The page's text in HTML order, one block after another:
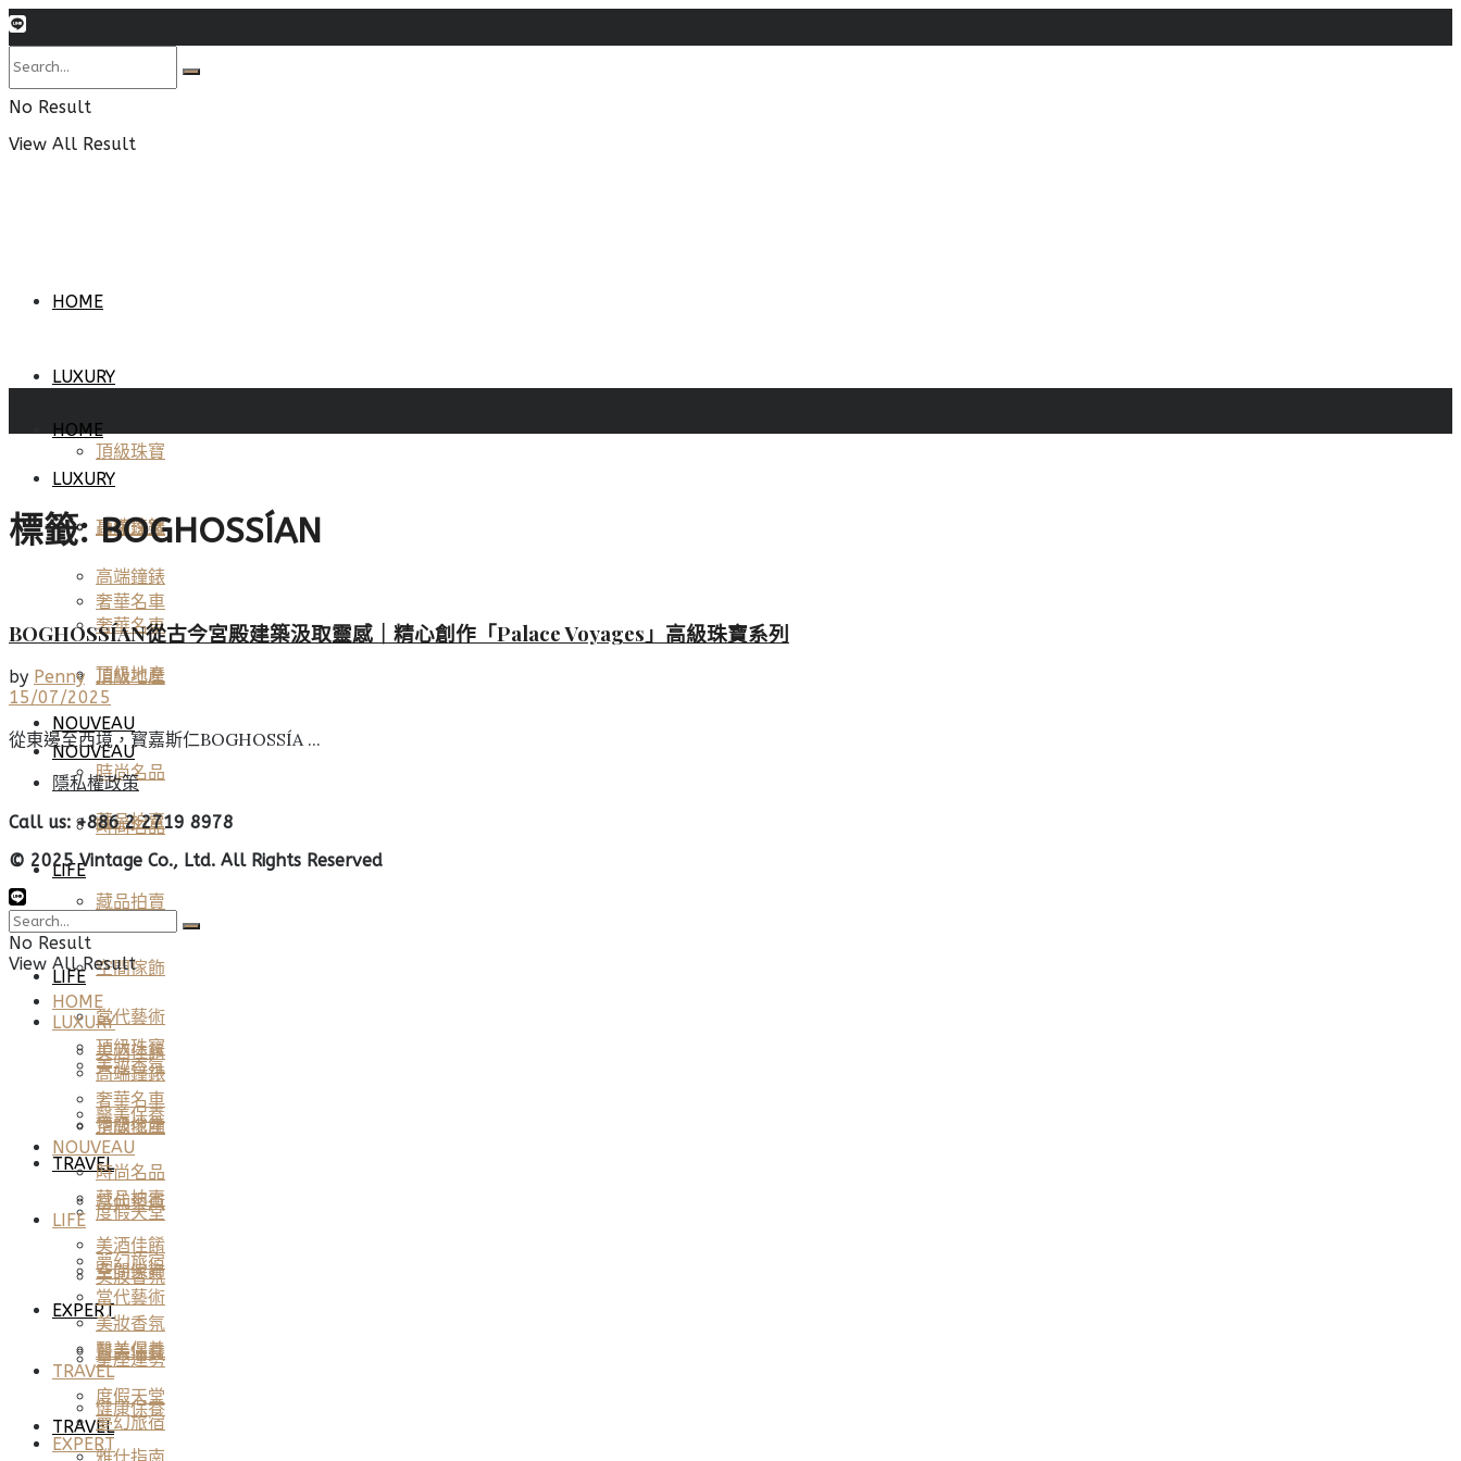
No Result
View All Result
HOME
LUXURY
頂級珠寶
高端鐘錶
奢華名車
頂級地產
NOUVEAU
時尚名品
藏品拍賣
LIFE
美酒佳餚
空間傢飾
當代藝術
美妝香氛
醫美保養
TRAVEL
HOME
LUXURY
頂級珠寶
高端鐘錶
奢華名車
頂級地產
NOUVEAU
時尚名品
藏品拍賣
LIFE
空間傢飾
當代藝術
美妝香氛
醫美保養
TRAVEL
度假天堂
夢幻旅宿
EXPERT
星座運勢
健康保養
標籤:BOGHOSSÍAN
BOGHOSSÍAN從古今宮殿建築汲取靈感｜精心創作「Palace Voyages」高級珠寶系列
by Penny
15/07/2025
從東邊至西境，寳嘉斯仁BOGHOSSÍA ...
隱私權政策
Call us: +886 2 2719 8978
© 2025 Vintage Co., Ltd. All Rights Reserved
No Result
View All Result
HOME
LUXURY
頂級珠寶
高端鐘錶
奢華名車
頂級地產
NOUVEAU
時尚名品
藏品拍賣
LIFE
美酒佳餚
空間傢飾
當代藝術
美妝香氛
醫美保養
TRAVEL
度假天堂
夢幻旅宿
EXPERT